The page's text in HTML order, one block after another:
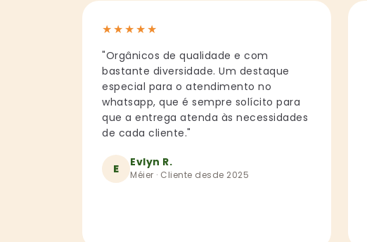
★★★★★
"Orgânicos de qualidade e com
bastante diversidade. Um destaque
especial para o atendimento no
whatsapp, que é sempre solícito para
que a entrega atenda às necessidades
de cada cliente."
E Evlyn R.
Méier · Cliente desde 2025